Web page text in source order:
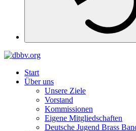
Start
Über uns
Unsere Ziele
Vorstand
Kommissionen
Eigene Mitgliedschaften
Deutsche Jugend Brass